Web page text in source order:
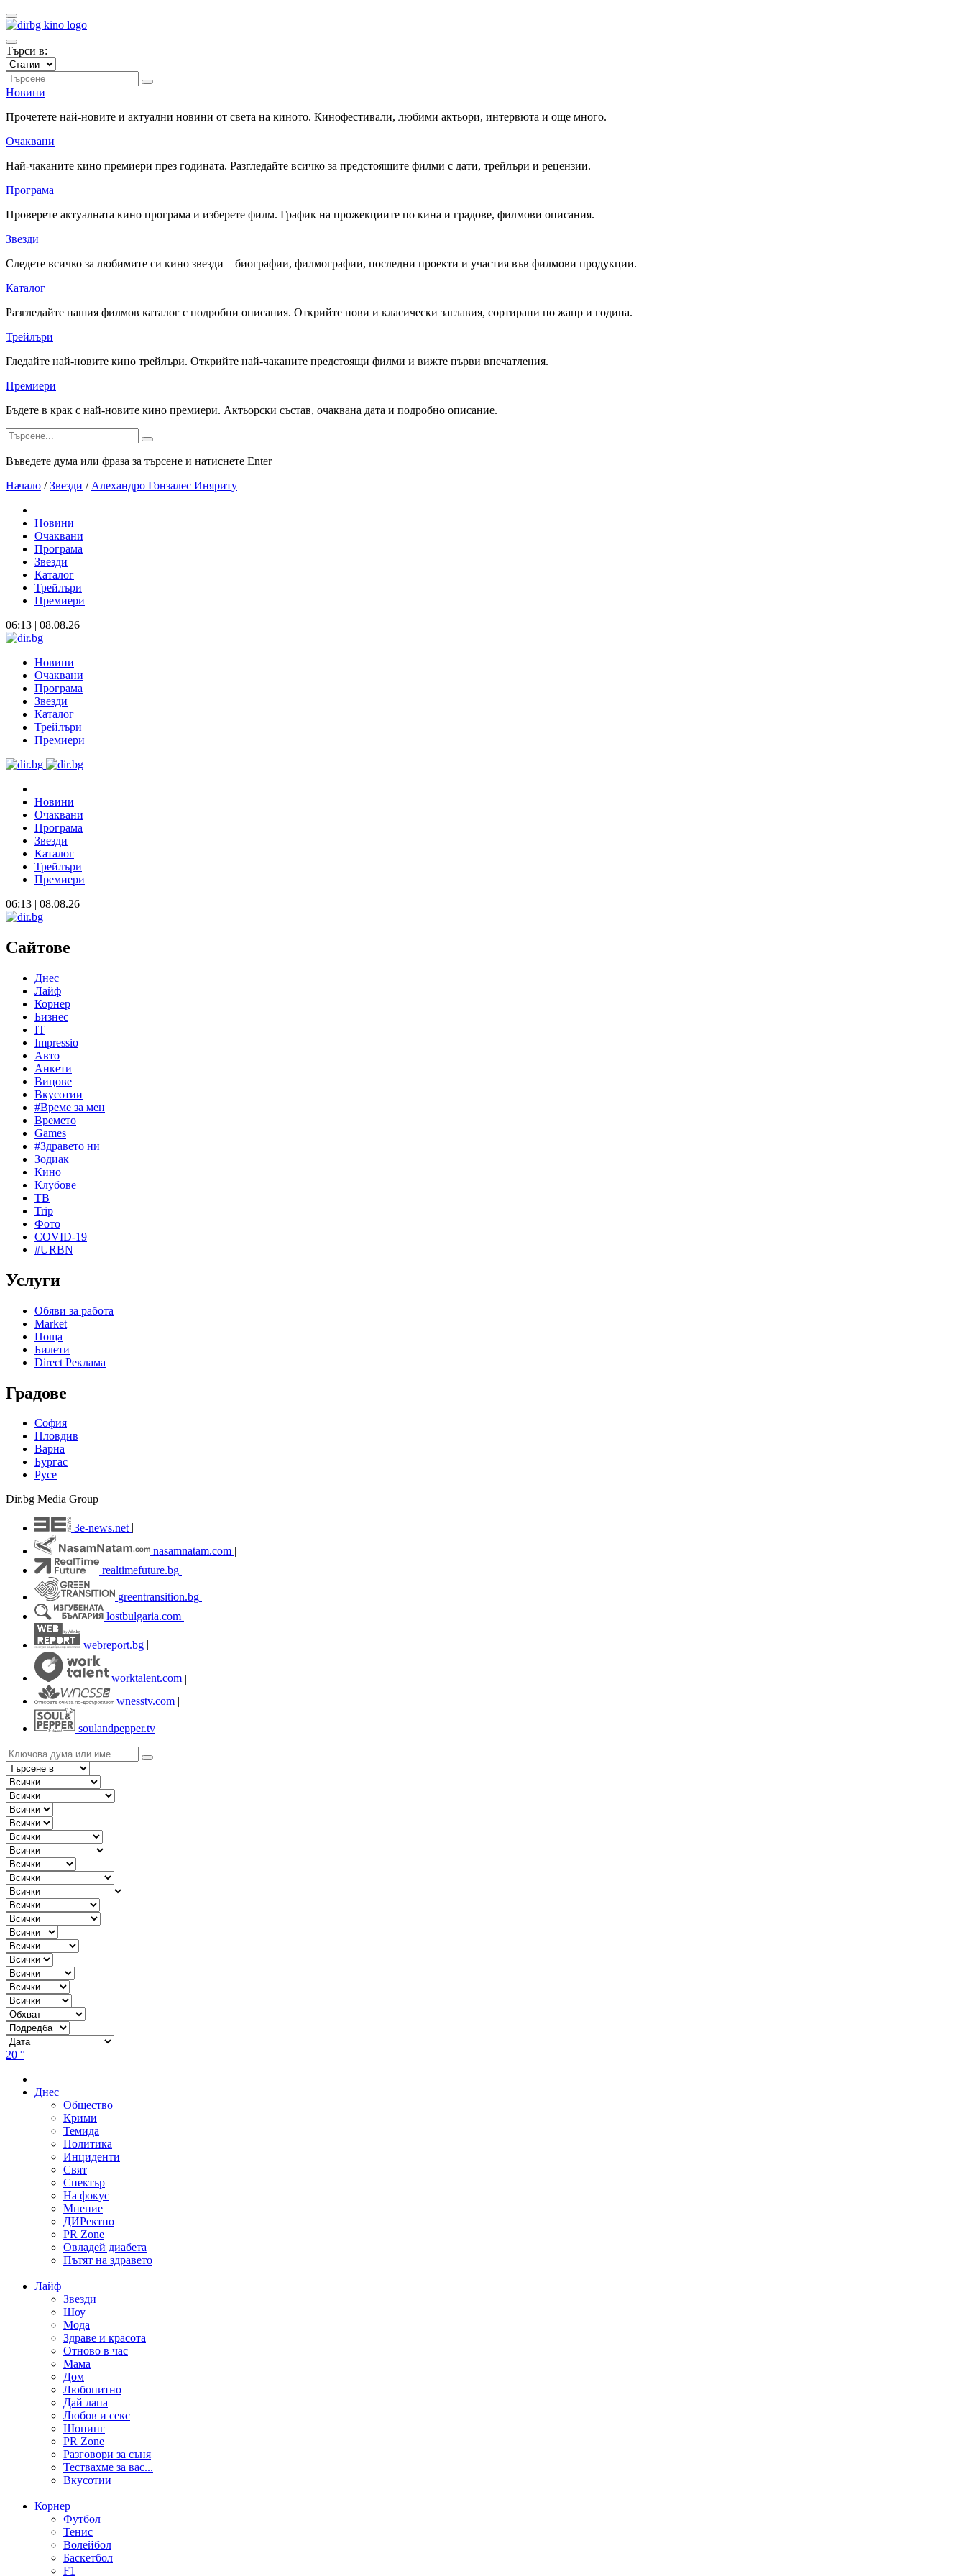
Търси в:
Новини
Прочетете най-новите и актуални новини от света на киното. Кинофестивали, любими актьори, интервюта и още много.
Очаквани
Най-чаканите кино премиери през годината. Разгледайте всичко за предстоящите филми с дати, трейлъри и рецензии.
Програма
Проверете актуалната кино програма и изберете филм. График на прожекциите по кина и градове, филмови описания.
Звезди
Следете всичко за любимите си кино звезди – биографии, филмографии, последни проекти и участия във филмови продукции.
Каталог
Разгледайте нашия филмов каталог с подробни описания. Открийте нови и класически заглавия, сортирани по жанр и година.
Трейлъри
Гледайте най-новите кино трейлъри. Открийте най-чаканите предстоящи филми и вижте първи впечатления.
Премиери
Бъдете в крак с най-новите кино премиери. Актьорски състав, очаквана дата и подробно описание.
Въведете дума или фраза за търсене и натиснете Enter
Начало / Звезди / Алехандро Гонзалес Иняриту
Новини
Очаквани
Програма
Звезди
Каталог
Трейлъри
Премиери
06:13 | 08.08.26
Новини
Очаквани
Програма
Звезди
Каталог
Трейлъри
Премиери
Новини
Очаквани
Програма
Звезди
Каталог
Трейлъри
Премиери
06:13 | 08.08.26
Сайтове
Днес
Лайф
Корнер
Бизнес
IT
Impressio
Авто
Анкети
Вицове
Вкусотии
#Време за мен
Времето
Games
#Здравето ни
Зодиак
Кино
Клубове
ТВ
Trip
Фото
COVID-19
#URBN
Услуги
Обяви за работа
Market
Поща
Билети
Direct Реклама
Градове
София
Пловдив
Варна
Бургас
Русе
Dir.bg Media Group
3e-news.net
nasamnatam.com |
realtimefuture.bg |
greentransition.bg |
lostbulgaria.com |
webreport.bg
worktalent.com |
wnesstv.com |
soulandpepper.tv
20 °
Днес
Общество
Крими
Темида
Политика
Инциденти
Свят
Спектър
На фокус
Мнение
ДИРектно
PR Zone
Овладей диабета
Пътят на здравето
Лайф
Звезди
Шоу
Мода
Здраве и красота
Отново в час
Мама
Дом
Любопитно
Дай лапа
Любов и секс
Шопинг
PR Zone
Разговори за съня
Тествахме за вас...
Вкусотии
Корнер
Футбол
Тенис
Волейбол
Баскетбол
F1